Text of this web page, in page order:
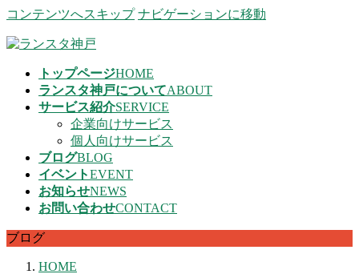
コンテンツへスキップ ナビゲーションに移動
トップページHOME
ランスタ神戸についてABOUT
サービス紹介SERVICE
企業向けサービス
個人向けサービス
ブログBLOG
イベントEVENT
お知らせNEWS
お問い合わせCONTACT
ブログ
HOME